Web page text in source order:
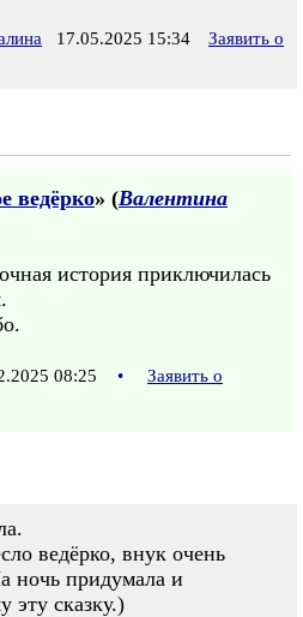
17.05.2025 15:34
Заявить о
ведёрко» (Валентина
история приключилась
08:25 •
Заявить о
ведёрко, внук очень
ночь придумала и
эту сказку.)